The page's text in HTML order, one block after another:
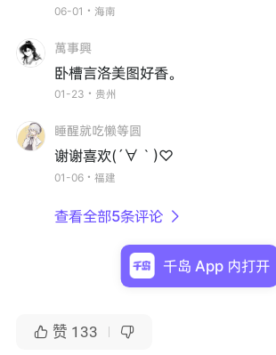
06-01・海南
萬事興
卧槽言洛美图好香。
01-23・贵州
睡醒就吃懒等圆
谢谢喜欢(´∀｀)♡
01-06・福建
查看全部5条评论 
 赞 133 
千岛 App 内打开